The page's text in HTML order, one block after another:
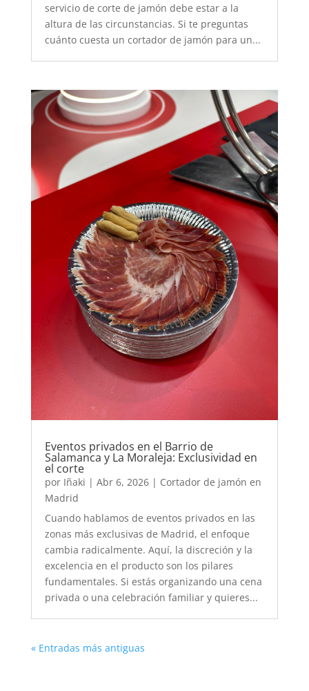
servicio de corte de jamón debe estar a la
altura de las circunstancias. Si te preguntas
cuánto cuesta un cortador de jamón para un...
Eventos privados en el Barrio de
Salamanca y La Moraleja: Exclusividad en
el corte
por Iñaki | Abr 6, 2026| Cortador de jamón en
Madrid
Cuando hablamos de eventos privados en las
zonas más exclusivas de Madrid, el enfoque
cambia radicalmente. Aquí, la discreción y la
excelencia en el producto son los pilares
fundamentales. Si estás organizando una cena
privada o una celebración familiar y quieres...
« Entradas más antiguas